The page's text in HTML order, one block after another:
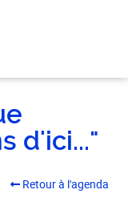
d'ici..."
Retour à l'agenda